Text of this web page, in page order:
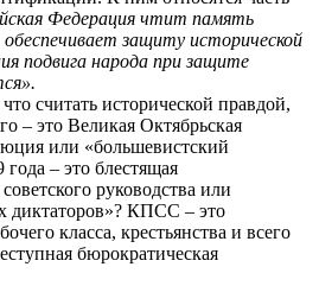
Федерация чтит память
защиту исторической
подвига народа при защите
считать исторической правдой,
– это Великая Октябрьская
или «большевистский
– это блестящая
руководства или
диктаторов»? КПСС – это
класса, крестьянства и всего
бюрократическая